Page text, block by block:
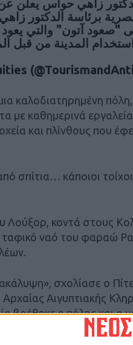
زاهي حواس يعلن
برئاسة الدكتور
"صعود آتون" والتي يعود
المدينة من قبل الملك
καλοδιατηρημένη
με καθημερινά
και πλίνθους που
σπίτια… κάποιοι
Λούξορ, κοντά στους
ναό του φαραώ
σχολίασε ο
Αιγυπτιακής
βρέθηκε η πόλης και ο
πόλη, πρόσθεσε: